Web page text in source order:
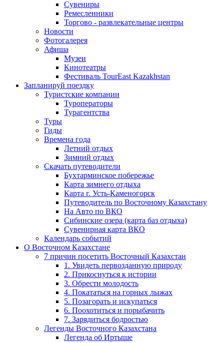
Сувениры
Ремесленники
Торгово - развлекательные центры
Новости
Фотогалерея
Афиша
Музеи
Кинотеатры
Фестиваль TourEast Kazakhstan
Запланируй поездку
Туристские компании
Туроператоры
Турагентства
Туры
Гиды
Времена года
Летний отдых
Зимний отдых
Скачать путеводители
Бухтарминское побережье
Карта зимнего отдыха
Карта г. Усть-Каменогорск
Путеводитель по Восточному Казахстану
На Авто по ВКО
Сибинские озера (карта баз отдыха)
Сувенирная карта ВКО
Календарь событий
О Восточном Казахстане
7 причин посетить Восточный Казахстан
1. Увидеть первозданную природу
2. Прикоснуться к истории
3. Обрести молодость
4. Покататься на горных лыжах
5. Позагорать и искупаться
6. Поохотиться и порыбачить
7. Зарядиться бодростью
Легенды Восточного Казахстана
Легенда об Иртыше